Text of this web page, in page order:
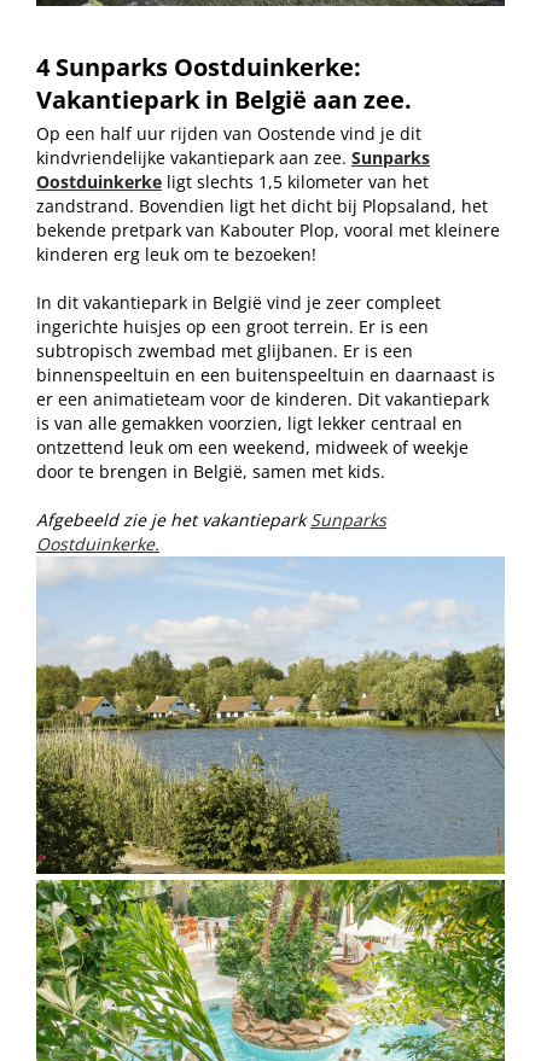
4 Sunparks Oostduinkerke:
Vakantiepark in België aan zee.
Op een half uur rijden van Oostende vind je dit
kindvriendelijke vakantiepark aan zee. Sunparks
Oostduinkerke ligt slechts 1,5 kilometer van het
zandstrand. Bovendien ligt het dicht bij Plopsaland, het
bekende pretpark van Kabouter Plop, vooral met kleinere
kinderen erg leuk om te bezoeken!
In dit vakantiepark in België vind je zeer compleet
ingerichte huisjes op een groot terrein. Er is een
subtropisch zwembad met glijbanen. Er is een
binnenspeeltuin en een buitenspeeltuin en daarnaast is
er een animatieteam voor de kinderen. Dit vakantiepark
is van alle gemakken voorzien, ligt lekker centraal en
ontzettend leuk om een weekend, midweek of weekje
door te brengen in België, samen met kids.
Afgebeeld zie je het vakantieparkSunparks
Oostduinkerke.